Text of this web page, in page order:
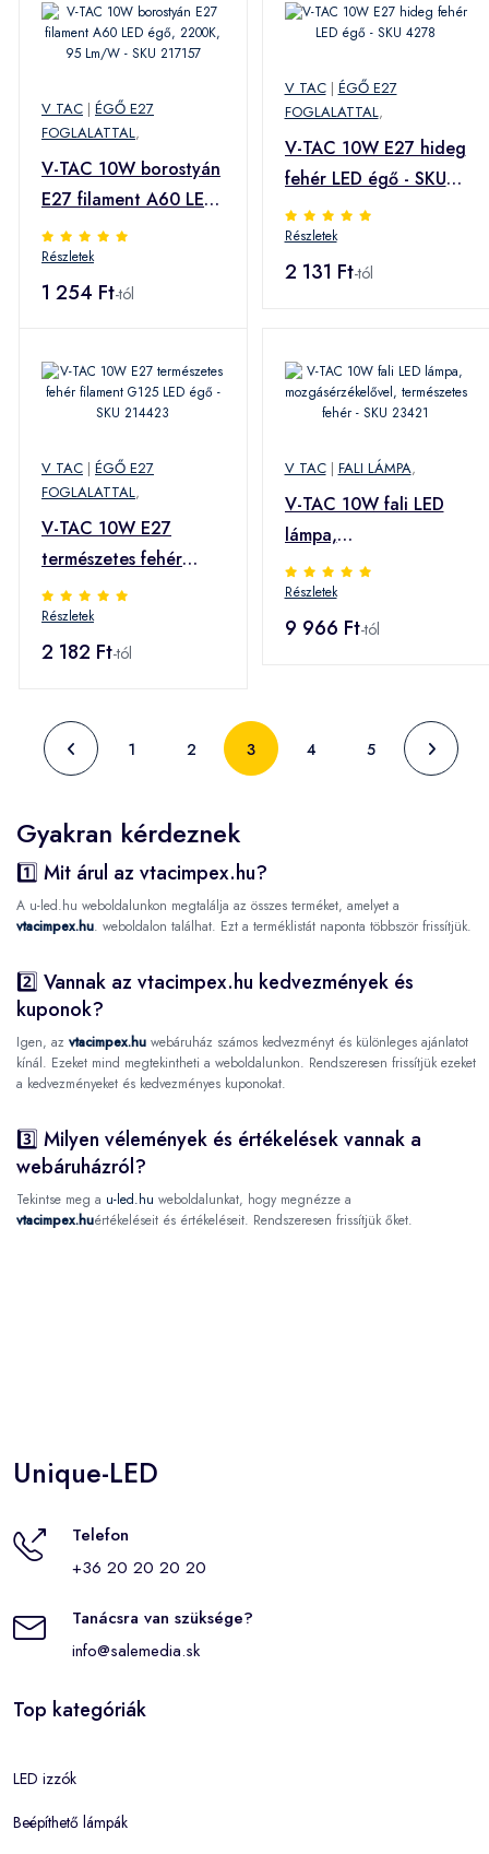
V TAC | ÉGŐ E27
FOGLALATTAL,
V-TAC 10W borostyán
E27 filament A60 LED
égő, 2200K, 95 Lm/W
- SKU 217157
Részletek
1 254 Ft-tól
V TAC| ÉGŐ E27
FOGLALATTAL,
V-TAC 10W E27 hideg
fehér LED égő - SKU
4278
Részletek
2 131 Ft-tól
V TAC | ÉGŐ E27
FOGLALATTAL,
V-TAC 10W E27
természetes fehér
filament G125 LED
égő - SKU 214423
Részletek
2 182 Ft-tól
V TAC| FALI LÁMPA,
V-TAC 10W fali LED
lámpa,
mozgásérzékelővel,
természetes fehér -
SKU 23421
Részletek
9 966 Ft-tól
1 2 3 4 5
Gyakran kérdeznek
1️⃣ Mit árul az vtacimpex.hu?
A u-led.hu weboldalunkon megtalálja az összes terméket, amelyet a
vtacimpex.hu. weboldalon találhat. Ezt a terméklistát naponta többször frissítjük.
2️⃣ Vannak az vtacimpex.hu kedvezmények és
kuponok?
Igen, az vtacimpex.hu webáruház számos kedvezményt és különleges ajánlatot
kínál. Ezeket mind megtekintheti a weboldalunkon. Rendszeresen frissítjük ezeket
a kedvezményeket és kedvezményes kuponokat.
3️⃣ Milyen vélemények és értékelések vannak a
webáruházról?
Tekintse meg a u-led.hu weboldalunkat, hogy megnézze a
vtacimpex.huértékeléseit és értékeléseit. Rendszeresen frissítjük őket.
Unique-LED
Telefon
+36 20 20 20 20
Tanácsra van szüksége?
info@salemedia.sk
Top kategóriák
LED izzók
Beépíthető lámpák